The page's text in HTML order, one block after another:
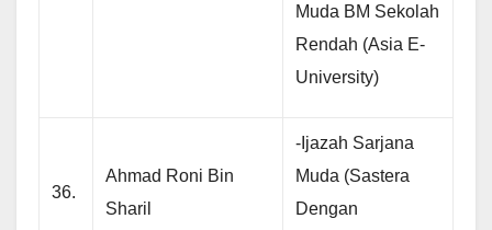
Muda BM Sekolah
Rendah (Asia E-
University)
36.
Ahmad Roni Bin
Sharil
-Ijazah Sarjana
Muda (Sastera
Dengan